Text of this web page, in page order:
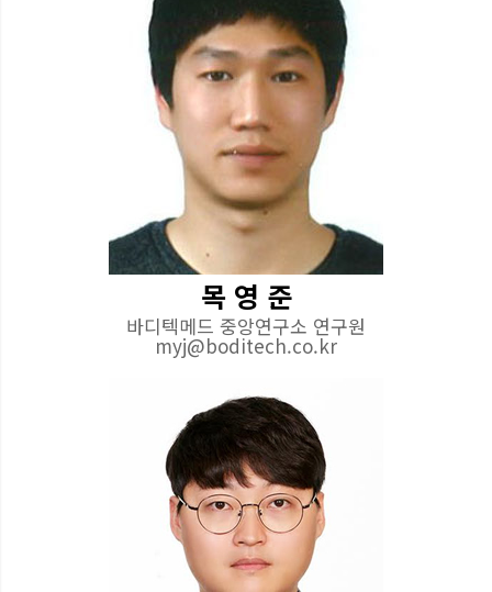
목 영 준
바디텍메드 중앙연구소 연구원
myj@boditech.co.kr